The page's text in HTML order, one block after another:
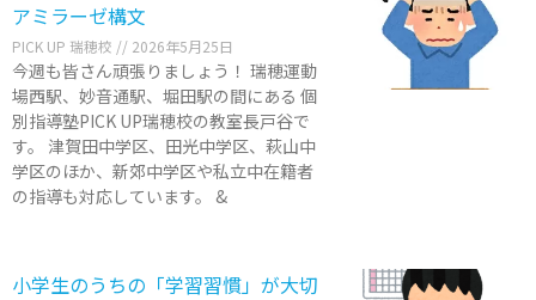
アミラーゼ構文
PICK UP 瑞穂校 2026年5月25日
今週も皆さん頑張りましょう！ 瑞穂運動
場西駅、妙音通駅、堀田駅の間にある 個
別指導塾PICK UP瑞穂校の教室長戸谷で
す。 津賀田中学区、田光中学区、萩山中
学区のほか、新郊中学区や私立中在籍者
の指導も対応しています。 &
小学生のうちの「学習習慣」が大切